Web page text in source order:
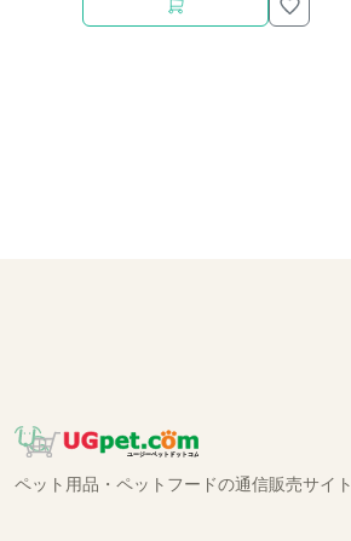
ペット用品・ペットフードの通信販売サイト